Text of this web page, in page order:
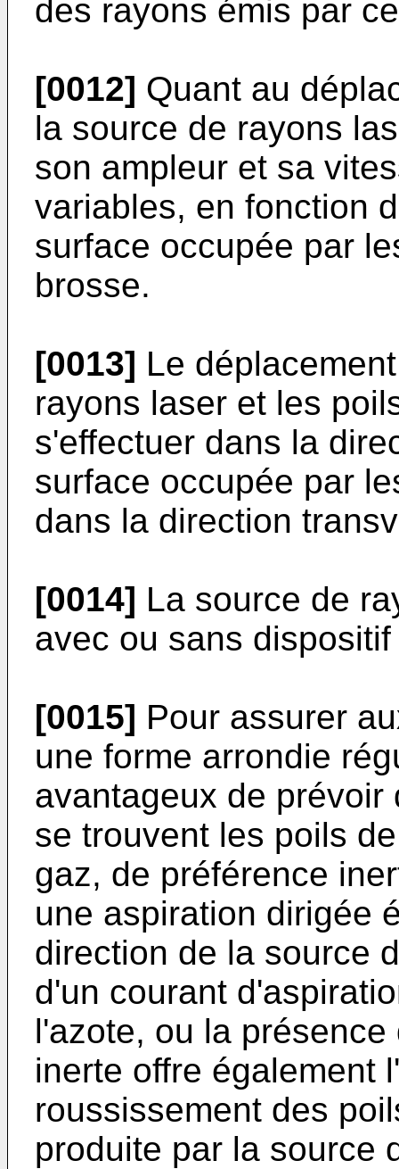
des rayons émis par
[0012] Quant au
la source de rayons
son ampleur et sa
variables, en fonction
surface occupée par
brosse.
[0013] Le
rayons laser et les
s'effectuer dans la
surface occupée par
dans la direction
[0014] La source de
avec ou sans
[0015] Pour assurer
une forme arrondie
avantageux de
se trouvent les poils
gaz, de préférence
une aspiration dirigée
direction de la source
d'un courant
l'azote, ou la
inerte offre également
roussissement des
produite par la source